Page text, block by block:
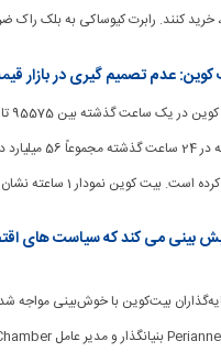
خرید کنند. رابرت کیوساکی به بلک راک
تصمیم گیری در بازار قیمت ها را در
است. بیت کوین نمودار 1 ساعته نشان